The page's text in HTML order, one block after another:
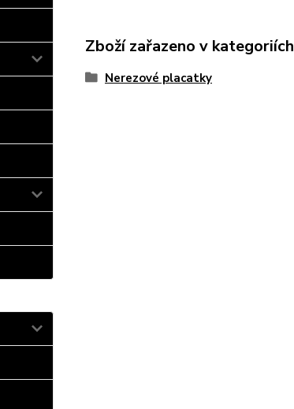
Zboží zařazeno v kategoriích
Nerezové placatky